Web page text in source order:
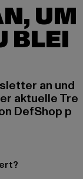
UM
BLEI
an und
aktuelle Tre
DefShop p